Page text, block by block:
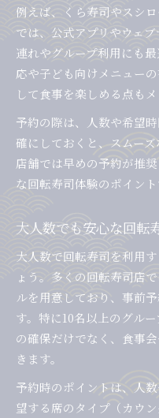
例えば、くら寿司やスシ
では、公式アプリやウェ
連れやグループ利用にも
応や子ども向けメニュー
して食事を楽しめる点もメ
予約の際は、人数や希望
確にしておくと、スムー
店舗では早めの予約が推
な回転寿司体験のポイント
大人数でも安心な回転
大人数で回転寿司を利用
ょう。多くの回転寿司店
ルを用意しており、事前
す。特に10名以上のグル
の確保だけでなく、食事
きます。
予約時のポイントは、人
望する席のタイプ（カウ